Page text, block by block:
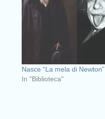
Nasce “La mela di Newton”
In "Biblioteca"